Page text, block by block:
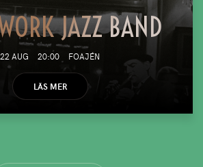
JAZZ BAND
22 AUG 20:00 FOAJÉN
LÄS MER